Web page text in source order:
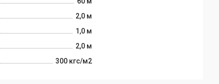
2,0 м
1,0 м
2,0 м
300 кгс/м2